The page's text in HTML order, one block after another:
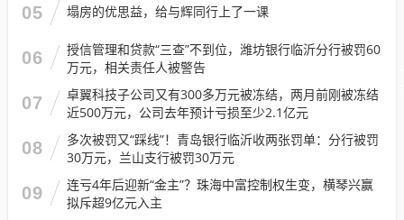
05 塌房的优思益，给与辉同行上了一课
06
授信管理和贷款“三查”不到位，潍坊银行临沂分行被罚60
万元，相关责任人被警告
07
卓翼科技子公司又有300多万元被冻结，两月前刚被冻结
近500万元，公司去年预计亏损至少2.1亿元
08
多次被罚又“踩线”！青岛银行临沂收两张罚单：分行被罚
30万元，兰山支行被罚30万元
09
连亏4年后迎新“金主”？珠海中富控制权生变，横琴兴赢
拟斥超9亿元入主